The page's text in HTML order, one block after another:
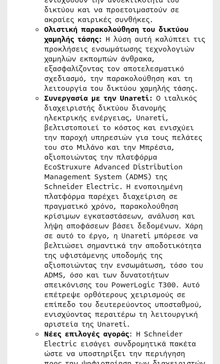
δικτύου και να προετοιμαστούν σε
ακραίες καιρικές συνθήκες.
Ολιστική παρακολούθηση του δικτύου
χαμηλής τάσης: Η λύση αυτή καλύπτει τις
προκλήσεις ενσωμάτωσης τεχνολογιών
χαμηλών εκπομπών άνθρακα,
εξασφαλίζοντας τον αποτελεσματικό
σχεδιασμό, την παρακολούθηση και τη
λειτουργία του δικτύου χαμηλής τάσης.
Συνεργασία με την Unareti: Ο ιταλικός
διαχειριστής δικτύου διανομής
ηλεκτρικής ενέργειας, Unareti,
βελτιστοποιεί το κόστος και ενισχύει
την παροχή υπηρεσιών για τους πελάτες
του στο Μιλάνο και την Μπρέσια,
αξιοποιώντας την πλατφόρμα
EcoStruxure Advanced Distribution
Management System (ADMS) της
Schneider Electric. Η ενοποιημένη
πλατφόρμα παρέχει διαχείριση σε
πραγματικό χρόνο, παρακολούθηση
κρίσιμων εγκαταστάσεων, ανάλυση και
λήψη αποφάσεων βάσει δεδομένων. Χάρη
σε αυτό το έργο, η Unareti μπόρεσε να
βελτιώσει σημαντικά την αποδοτικότητα
της υφιστάμενης υποδομής της
αξιοποιώντας την ενσωμάτωση, τόσο του
ADMS, όσο και των δυνατοτήτων
απεικόνισης του PowerLogic T300. Αυτό
επέτρεψε ορθότερους χειρισμούς σε
επίπεδο του δευτερεύοντος υποσταθμού,
ενισχύοντας περαιτέρω τη λειτουργική
αριστεία της Unareti.
Νέες επιλογές αγοράς: Η Schneider
Electric εισάγει συνδρομητικά πακέτα
ώστε να υποστηρίξει την περιήγηση